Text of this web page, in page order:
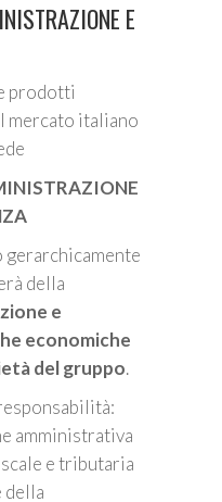
E
prodotti
mercato italiano
della
e
economiche
del gruppo.
amministrativa
e tributaria
della